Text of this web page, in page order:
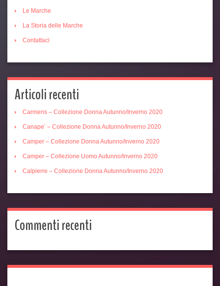
Le Marche
La Storia delle Marche
Contattaci
Articoli recenti
Carmens – Collezione Donna Autunno/Inverno 2020
Canape’ – Collezione Donna Autunno/Inverno 2020
Camper – Collezione Donna Autunno/Inverno 2020
Camper – Collezione Uomo Autunno/Inverno 2020
Calpierre – Collezione Donna Autunno/Inverno 2020
Commenti recenti